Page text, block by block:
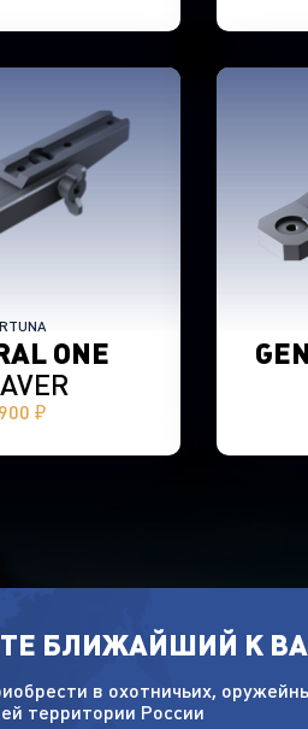
ONE
₽
БЛИЖАЙШИЙ К
в охотничьих,
территории России